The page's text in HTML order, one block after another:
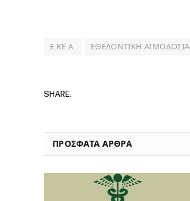
Ε.ΚΕ.Α. ΕΘΕΛΟΝΤΙΚΉ ΑΙΜΟΔΟΣΊΑ
SHARE.
ΠΡΟΣΦΑΤΑ ΑΡΘΡΑ